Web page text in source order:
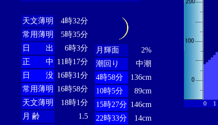
天文薄明
4時32分
常用薄明
5時35分
日 出
6時3分
正 中 11時17分
日 没 16時31分
常用薄明 16時58分
天文薄明
18時1分
月 齢
1.5
月輝面
2%
潮回り
中潮
4時58分
136cm
10時5分
89cm
15時27分 146cm
22時33分
14cm
0 1